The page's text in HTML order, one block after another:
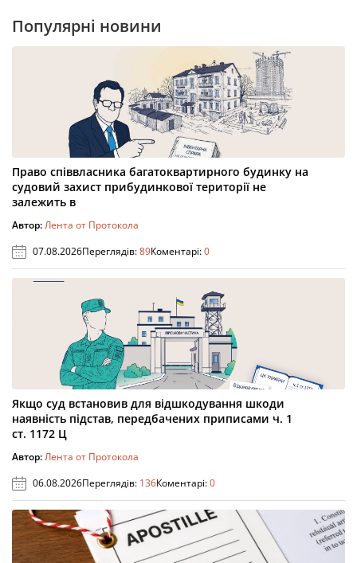
Популярні новини
Право співвласника багатоквартирного будинку на
судовий захист прибудинкової території не
залежить в
Автор:Лента от Протокола
07.08.2026Переглядів:89Коментарі:0
Якщо суд встановив для відшкодування шкоди
наявність підстав, передбачених приписами ч. 1
ст. 1172 Ц
Автор:Лента от Протокола
06.08.2026Переглядів: 136Коментарі:0